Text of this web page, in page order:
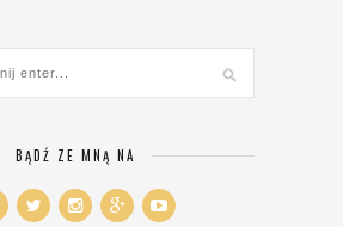
BĄDŹ ZE MNĄ NA